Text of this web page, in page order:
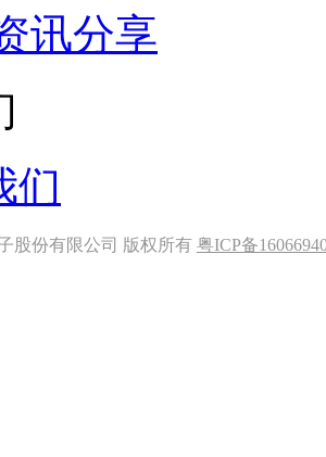
讯分享
们
股份有限公司 版权所有 粤ICP备